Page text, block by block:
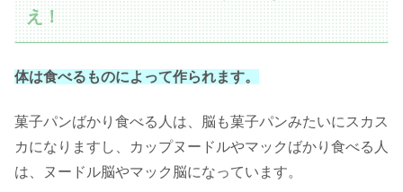
え！
体は食べるものによって作られます。
菓子パンばかり食べる人は、脳も菓子パンみたいにスカス
カになりますし、カップヌードルやマックばかり食べる人
は、ヌードル脳やマック脳になっています。